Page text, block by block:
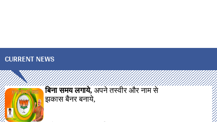
CURRENT NEWS